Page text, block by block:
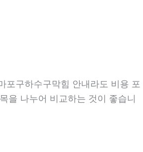
포구하수구막힘 안내라도 비용 포
을 나누어 비교하는 것이 좋습니